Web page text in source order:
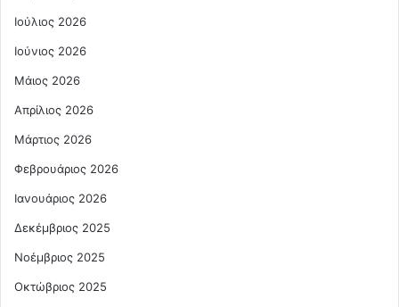
Ιούλιος 2026
Ιούνιος 2026
Μάιος 2026
Απρίλιος 2026
Μάρτιος 2026
Φεβρουάριος 2026
Ιανουάριος 2026
Δεκέμβριος 2025
Νοέμβριος 2025
Οκτώβριος 2025